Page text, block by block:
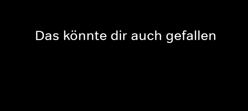
Das könnte dir auch gefallen